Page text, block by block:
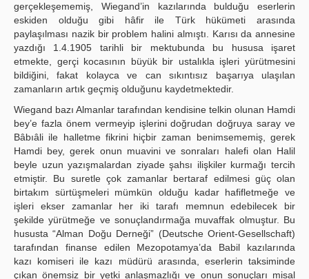
gerçekleşememiş, Wiegand’in kazılarında bulduğu eserlerin
eskiden olduğu gibi hâfir ile Türk hükümeti arasında
paylaşılması nazik bir problem halini almıştı. Karısı da annesine
yazdığı 1.4.1905 tarihli bir mektubunda bu hususa işaret
etmekte, gerçi kocasının büyük bir ustalıkla işleri yürütmesini
bildiğini, fakat kolayca ve can sıkıntısız başarıya ulaşılan
zamanların artık geçmiş olduğunu kaydetmektedir.
Wiegand bazı Almanlar tarafından kendisine telkin olunan Hamdi
bey’e fazla önem vermeyip işlerini doğrudan doğruya saray ve
Bâbıâli ile halletme fikrini hiçbir zaman benimsememiş, gerek
Hamdi bey, gerek onun muavini ve sonraları halefi olan Halil
beyle uzun yazışmalardan ziyade şahsı ilişkiler kurmağı tercih
etmiştir. Bu suretle çok zamanlar bertaraf edilmesi güç olan
birtakım sürtüşmeleri mümkün olduğu kadar hafifletmeğe ve
işleri ekser zamanlar her iki tarafı memnun edebilecek bir
şekilde yürütmeğe ve sonuçlandırmağa muvaffak olmuştur. Bu
hususta “Alman Doğu Derneği” (Deutsche Orient-Gesellschaft)
tarafından finanse edilen Mezopotamya’da Babil kazılarında
kazı komiseri ile kazı müdürü arasında, eserlerin taksiminde
çıkan önemsiz bir yetki anlaşmazlığı ve onun sonuçları misal